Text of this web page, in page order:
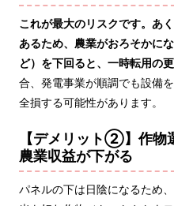
これが最大のリスクです。あ
あるため、農業がおろそかに
ど）を下回ると、一時転用の
合、発電事業が順調でも設備
全損する可能性があります。
【デメリット②】作物
農業収益が下がる
パネルの下は日陰になるため